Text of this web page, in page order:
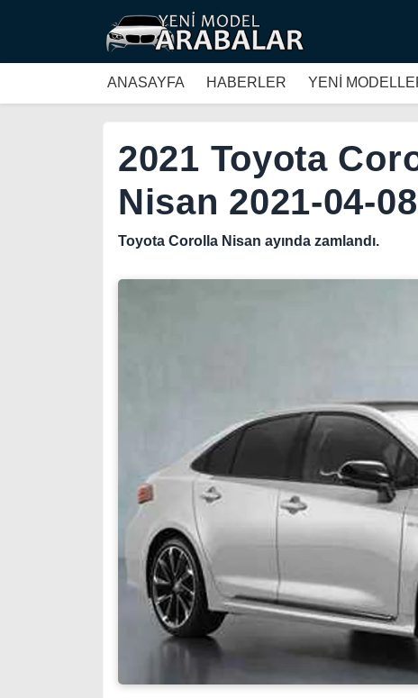
ANASAYFA HABERLER YENİ
2021 Toyota
Nisan 2021-04-08
Toyota Corolla Nisan ayında zamlandı.